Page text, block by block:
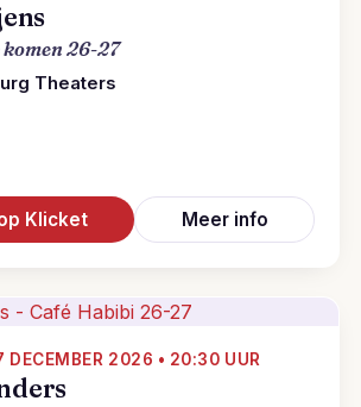
26-27
Theaters
Klicket Meer info
DECEMBER 2026 • 20:30 UUR